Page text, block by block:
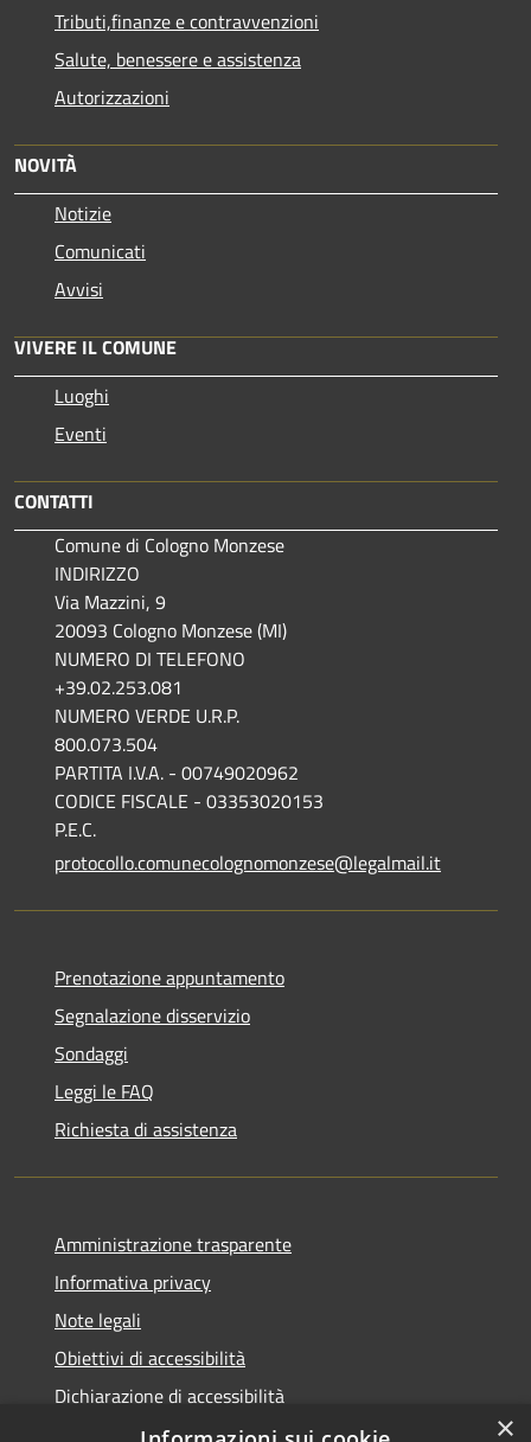
Tributi,finanze e contravvenzioni
Salute, benessere e assistenza
Autorizzazioni
NOVITÀ
Notizie
Comunicati
Avvisi
VIVERE IL COMUNE
Luoghi
Eventi
CONTATTI
Comune di Cologno Monzese
INDIRIZZO
Via Mazzini, 9
20093 Cologno Monzese (MI)
NUMERO DI TELEFONO
+39.02.253.081
NUMERO VERDE U.R.P.
800.073.504
PARTITA I.V.A. - 00749020962
CODICE FISCALE - 03353020153
P.E.C.
protocollo.comunecolognomonzese@legalmail.it
Prenotazione appuntamento
Segnalazione disservizio
Sondaggi
Leggi le FAQ
Richiesta di assistenza
Amministrazione trasparente
Informativa privacy
Note legali
Obiettivi di accessibilità
Dichiarazione di accessibilità
Open Data
×